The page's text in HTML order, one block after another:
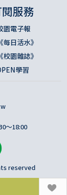
服務
園電子報
《每日活水》
《校園雜誌》
學習
～18:00
reserved